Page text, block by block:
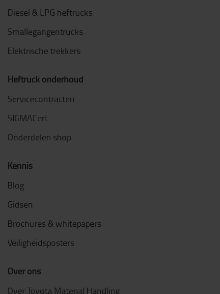
Diesel & LPG heftrucks
Smallegangentrucks
Elektrische trekkers
Heftruck onderhoud
Servicecontracten
SIGMACert
Onderdelen shop
Kennis
Blog
Gidsen
Brochures & whitepapers
Veiligheidsposters
Over ons
Over Toyota Material Handling